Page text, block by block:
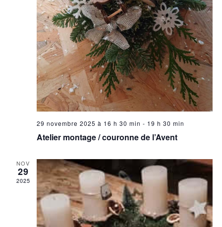
29 novembre 2025 à 16 h 30 min - 19 h 30 min
Atelier montage / couronne de l’Avent
NOV
29
2025